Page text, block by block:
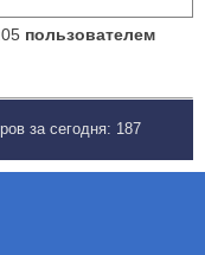
пользователем
за сегодня: 187